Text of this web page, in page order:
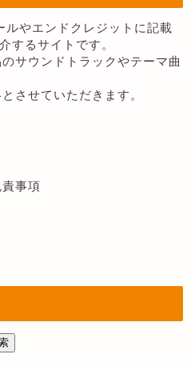
やエンドクレジットに記載
するサイトです。
サウンドトラックやテーマ曲
させていただきます。
事項